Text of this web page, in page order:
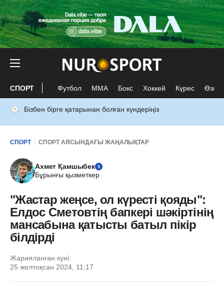
СПОРТ Футбол ММА Бокс Хоккей Күрес Өзге
Бізбен бірге қатарынан болған күндеріңіз
СПОРТ СПОРТ АЯСЫНДАҒЫ ЖАҢАЛЫҚТАР
Ахмет Қамшыбек
Бұрынғы қызметкер
"Жастар жеңсе, ол күресті қояды":
Елдос Сметовтің бапкері шәкіртінің
мансабына қатысты батыл пікір
білдірді
Жарияланған күні:
25 желтоқсан 2024, 11:17